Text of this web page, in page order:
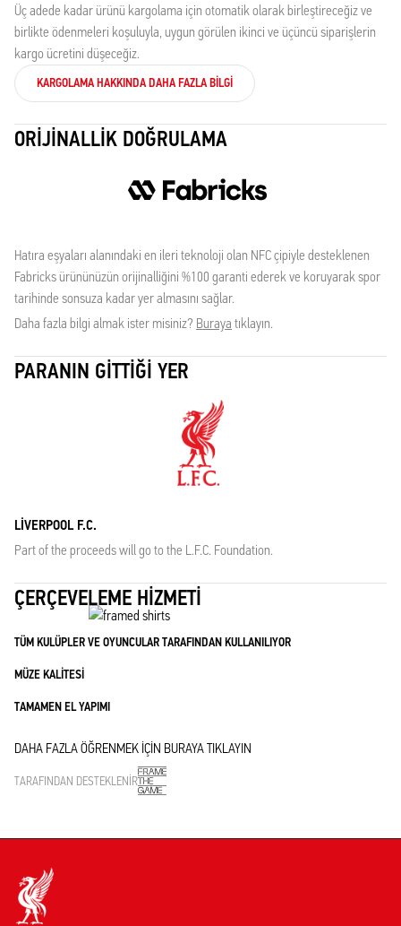
Üç adede kadar ürünü kargolama için otomatik olarak birleştireceğiz ve
birlikte ödenmeleri koşuluyla, uygun görülen ikinci ve üçüncü siparişlerin
kargo ücretini düşeceğiz.
KARGOLAMA HAKKINDA DAHA FAZLA BILGI
ORIJINALLIK DOĞRULAMA
Hatıra eşyaları alanındaki en ileri teknoloji olan NFC çipiyle desteklenen
Fabricks ürününüzün orijinalliğini %100 garanti ederek ve koruyarak spor
tarihinde sonsuza kadar yer almasını sağlar.
Daha fazla bilgi almak ister misiniz? Buraya tıklayın.
PARANIN GITTIĞI YER
LIVERPOOL F.C.
Part of the proceeds will go to the L.F.C. Foundation.
ÇERÇEVELEME HIZMETI
TÜM KULÜPLER VE OYUNCULAR TARAFINDAN KULLANILIYOR
MÜZE KALITESI
TAMAMEN EL YAPIMI
DAHA FAZLA ÖĞRENMEK IÇIN BURAYA TIKLAYIN
TARAFINDAN DESTEKLENIR